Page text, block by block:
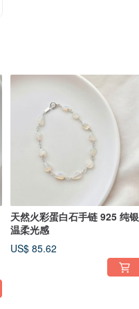
天然火彩蛋白石手链 925 纯银
温柔光感
US$ 85.62